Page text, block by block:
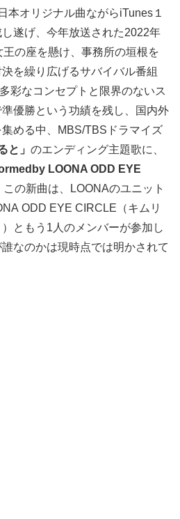
本オリジナル曲ながらiTunes１
遂げ、今年放送された2022年
の座を懸け、事務所の垣根を
を繰り広げるサバイバル番組
彩なコンセプトと限界のないス
優勝という功績を残し、国内外
める中、MBS/TBSドラマイズ
と」 のエンディング主題歌に、
LOONA ODD EYE
の新曲は、LOONAのユニット
ODD EYE CIRCLE（キムリ
ともう1人のメンバーが参加し
なのかは現時点では明かされて